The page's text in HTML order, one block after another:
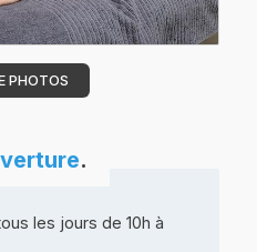
PHOTOS
.
les jours de 10h à